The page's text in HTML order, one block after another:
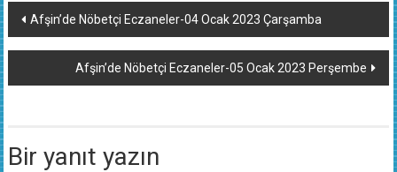
Yazı
dolaşımı
Afşin’de Nöbetçi Eczaneler-04 Ocak 2023 Çarşamba
Afşin’de Nöbetçi Eczaneler-05 Ocak 2023 Perşembe
Bir yanıt yazın